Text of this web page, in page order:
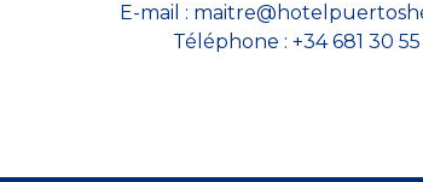
E-mail :
Téléphone : +34 681 30